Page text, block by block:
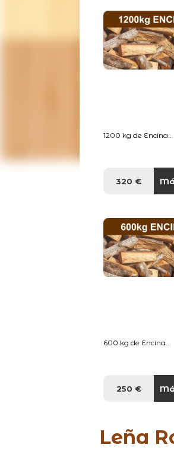
1200 kg de Encina...
320 €
600 kg de Encina...
250 €
Leña